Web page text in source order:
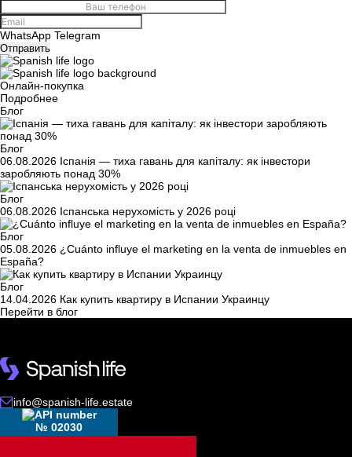
WhatsApp Telegram
Отправить
Онлайн-покупка
Подробнее
Блог
Блог
06.08.2026 Іспанія — тиха гавань для капіталу: як інвестори
заробляють понад 30%
Блог
06.08.2026 Іспанська нерухомість у 2026 році
Блог
05.08.2026 ¿Cuánto influye el marketing en la venta de inmuebles en
España?
Блог
14.04.2026 Как купить квартиру в Испании Украинцу
Перейти в блог
info@spanish-life.estate
№ 02030